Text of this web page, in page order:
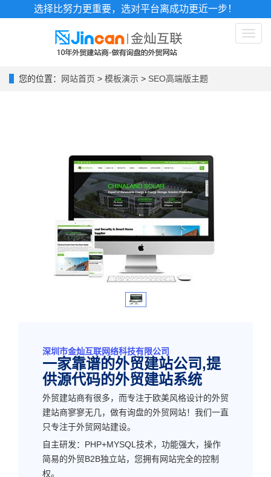
选择比努力更重要，选对平台离成功更近一步！
Toggle
您的位置： 网站首页 > 模板演示 > SEO高端版主题
深圳市金灿互联网络科技有限公司
一家靠谱的外贸建站公司,提
供源代码的外贸建站系统
外贸建站商有很多，而专注于欧美风格设计的外贸
建站商寥寥无几，做有询盘的外贸网站！我们一直
只专注于外贸网站建设。
自主研发：PHP+MYSQL技术，功能强大，操作
简易的外贸B2B独立站，您拥有网站完全的控制
权。